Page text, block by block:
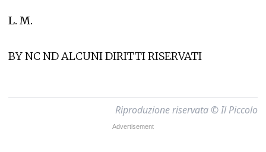
L. M.
BY NC ND ALCUNI DIRITTI RISERVATI
Riproduzione riservata © Il Piccolo